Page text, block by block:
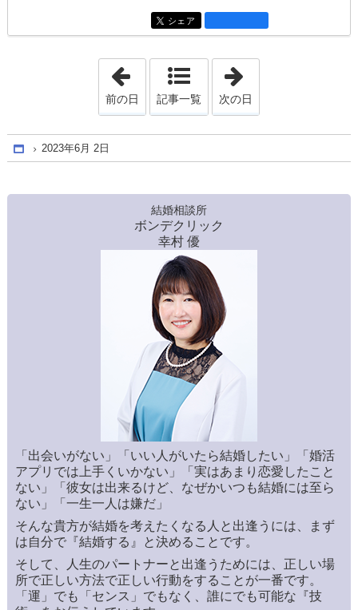
entry1839
シェア
「2023年5月19日」
前の日 記事一覧 次の日
Home
2023年6月 2日
結婚相談所
ボンデクリック
幸村 優
「出会いがない」「いい人がいたら結婚したい」「婚活
アプリでは上手くいかない」「実はあまり恋愛したこと
ない」「彼女は出来るけど、なぜかいつも結婚には至ら
ない」「一生一人は嫌だ」
そんな貴方が結婚を考えたくなる人と出逢うには、まず
は自分で『結婚する』と決めることです。
そして、人生のパートナーと出逢うためには、正しい場
所で正しい方法で正しい行動をすることが一番です。
「運」でも「センス」でもなく、誰にでも可能な『技